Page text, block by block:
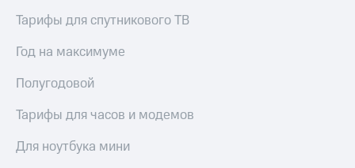
Тарифы для спутникового ТВ
Год на максимуме
Полугодовой
Тарифы для часов и модемов
Для ноутбука мини